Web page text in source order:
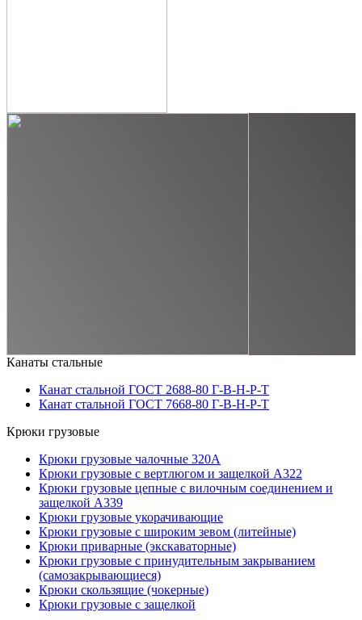
Канаты стальные
Канат стальной ГОСТ 2688-80 Г-В-Н-Р-Т
Канат стальной ГОСТ 7668-80 Г-В-Н-Р-Т
Крюки грузовые
Крюки грузовые чалочные 320А
Крюки грузовые с вертлюгом и защелкой А322
Крюки грузовые цепные с вилочным соединением и
защелкой А339
Крюки грузовые укорачивающие
Крюки грузовые с широким зевом (литейные)
Крюки приварные (экскаваторные)
Крюки грузовые с принудительным закрыванием
(самозакрывающиеся)
Крюки скользящие (чокерные)
Крюки грузовые с защелкой